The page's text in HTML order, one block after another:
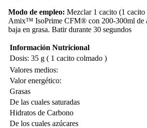
Modo de empleo: Mezclar 1 cacito (1
Amix™ IsoPrime CFM® con 200-300ml de
baja en grasa. Batir durante 30 segundos
Información Nutricional
Dosis: 35 g ( 1 cacito colmado )
Valores medios:
Valor energético:
Grasas
De las cuales saturadas
Hidratos de Carbono
De los cuales azúcares